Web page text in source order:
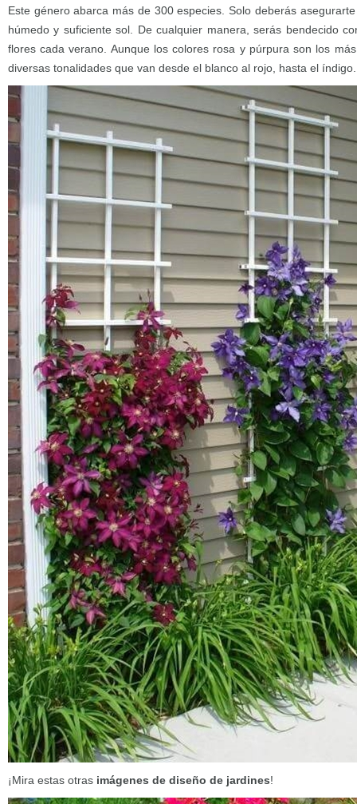
Este género abarca más de 300 especies. Solo deberás
húmedo y suficiente sol. De cualquier manera, serás bendecido
flores cada verano. Aunque los colores rosa y púrpura son los
diversas tonalidades que van desde el blanco al rojo, hasta el índigo.
¡Mira estas otras imágenes de diseño de jardines!